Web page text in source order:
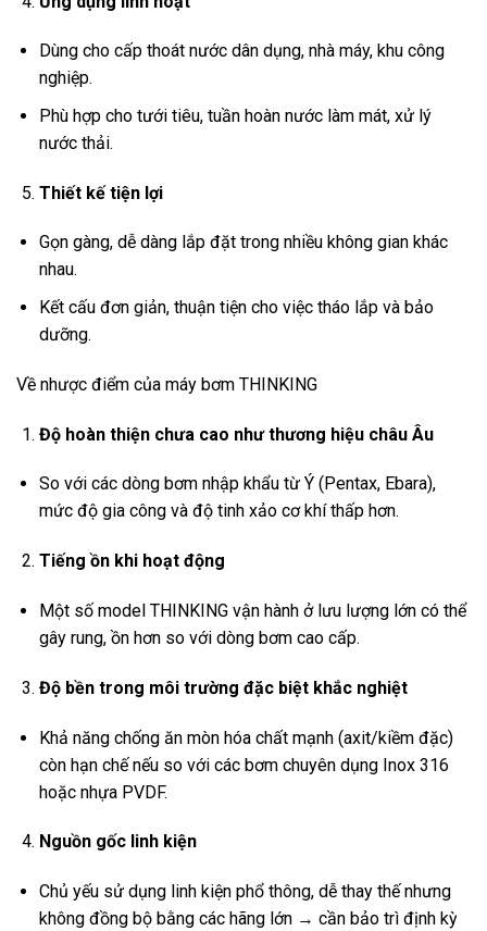
Dùng cho cấp thoát nước dân dụng, nhà máy, khu công
nghiệp.
Phù hợp cho tưới tiêu, tuần hoàn nước làm mát, xử lý
nước thải.
Thiết kế tiện lợi
Gọn gàng, dễ dàng lắp đặt trong nhiều không gian khác
nhau.
Kết cấu đơn giản, thuận tiện cho việc tháo lắp và bảo
dưỡng.
Về nhược điểm của máy bơm THINKING
Độ hoàn thiện chưa cao như thương hiệu châu Âu
So với các dòng bơm nhập khẩu từ Ý (Pentax, Ebara),
mức độ gia công và độ tinh xảo cơ khí thấp hơn.
Tiếng ồn khi hoạt động
Một số model THINKING vận hành ở lưu lượng lớn có thể
gây rung, ồn hơn so với dòng bơm cao cấp.
Độ bền trong môi trường đặc biệt khắc nghiệt
Khả năng chống ăn mòn hóa chất mạnh (axit/kiềm đặc)
còn hạn chế nếu so với các bơm chuyên dụng Inox 316
hoặc nhựa PVDF.
Nguồn gốc linh kiện
Chủ yếu sử dụng linh kiện phổ thông, dễ thay thế nhưng
không đồng bộ bằng các hãng lớn → cần bảo trì định kỳ